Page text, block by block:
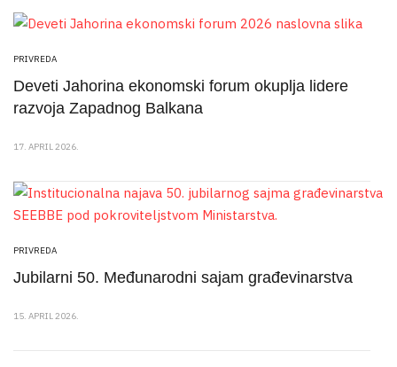
PRIVREDA
Deveti Jahorina ekonomski forum okuplja lidere
razvoja Zapadnog Balkana
17. APRIL 2026.
PRIVREDA
Jubilarni 50. Međunarodni sajam građevinarstva
15. APRIL 2026.